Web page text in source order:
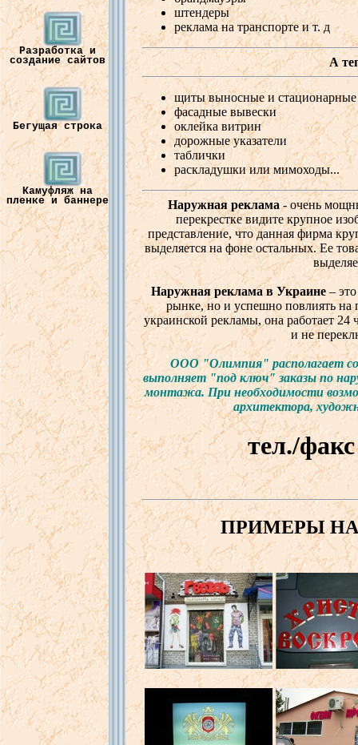
Разработка и
создание сайтов
Бегущая строка
Камуфляж на
пленке и баннере
штендеры
реклама на транспортеи т. д
А
щитывыносныеи стационарные
фасадныевывески
оклейка витрин
дорожные указатели
таблички
раскладушкиилимимоходы...
Наружная реклама-очень
перекресткевидите крупное
представление, чтоданная фирма
выделяется на фоне остальных.Ее тов
в
Наружная рекламавУкраине –
рынке,нои успешно повлиять на
украинской рекламы, онаработает24
ине
ООО "Олимпия" располагает
выполняет"подключ"заказы по
монтажа. Принеобходимостив
архитектора,
тел./факс
ПРИМЕРЫ